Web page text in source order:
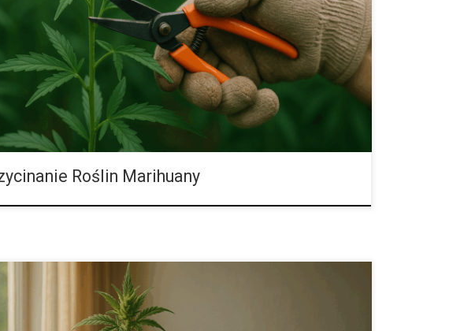
lepsze wykorzystanie światła, poprawia cyrkulację powietrza i pozwala
skoncentrować energię na produkcji większych i bardziej aromatycznych
W uprawach stosuje się zarówno umiarkowane, bezpieczne metody, jak i
zaawansowane techniki treningu wysokostresowego (HST). W artykule
różne podejścia, wskażemy […]
Roślin Marihuany